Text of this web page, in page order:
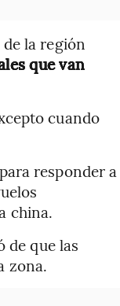
la región
que van
cuando
responder a
china.
que las
zona.